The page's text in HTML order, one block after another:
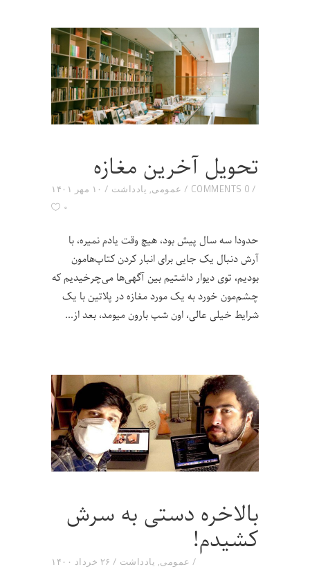
تحویل آخرین مغازه
۱۰ مهر ۱۴۰۱ عمومی, یادداشت 0 COMMENTS
۰
حدودا سه سال پیش بود، هیچ وقت یادم نمیره، با
آرش دنبال یک جایی برای انبار کردن کتاب‌هامون
بودیم، توی دیوار داشتیم بین آگهی‌ها می‌چرخیدیم که
چشم‌مون خورد به یک مورد مغازه در پلاتین با یک
شرایط خیلی عالی، اون شب بارون میومد، بعد از
بالاخره دستی به سرش
کشیدم!
۲۶ خرداد ۱۴۰۰ عمومی, یادداشت